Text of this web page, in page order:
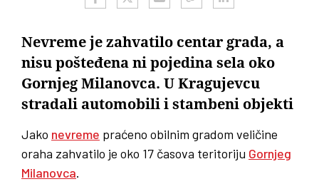
Nevreme je zahvatilo centar grada, a
nisu pošteđena ni pojedina sela oko
Gornjeg Milanovca. U Kragujevcu
stradali automobili i stambeni objekti
Jako nevreme praćeno obilnim gradom veličine
oraha zahvatilo je oko 17 časova teritoriju Gornjeg
Milanovca.